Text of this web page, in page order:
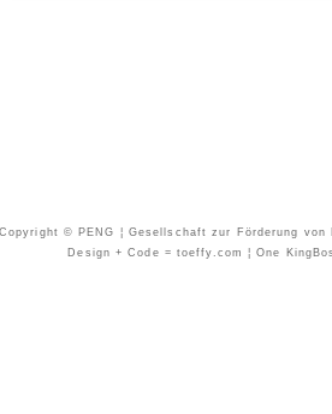
Copyright © PENG ¦ Gesellschaft zur Förderung
Design + Code = toeffy.com ¦ One